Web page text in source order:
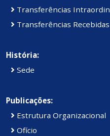
Transferências
Transferências Recebidas
História:
Sede
Publicações:
Estrutura Organizacional
Ofício